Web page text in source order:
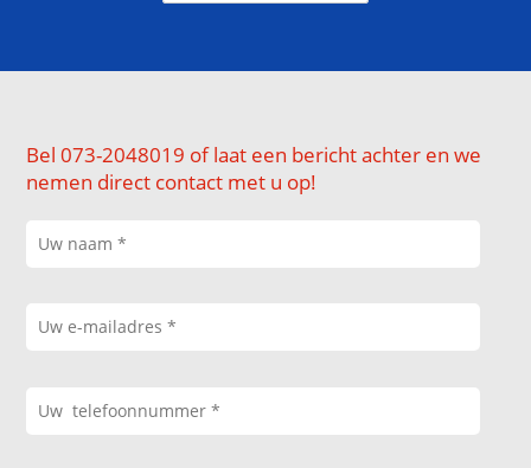
Bel 073-2048019 of laat een bericht achter en we
nemen direct contact met u op!